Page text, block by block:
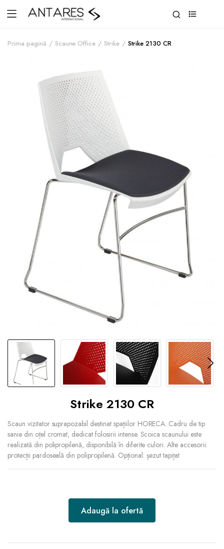
Prima pagină Scaune Office Strike Strike 2130 CR
Strike 2130 CR
Scaun vizitator suprapozabil destinat spațiilor HORECA. Cadru de tip
sanie din oțel cromat, dedicat folosirii intense. Scoica scaunului este
realizată din polipropilenă, disponibilă în diferite culori. Alte accesorii:
protecții pardoseală din polipropilenă. Opțional: șezut tapițat
Adaugă la ofertă